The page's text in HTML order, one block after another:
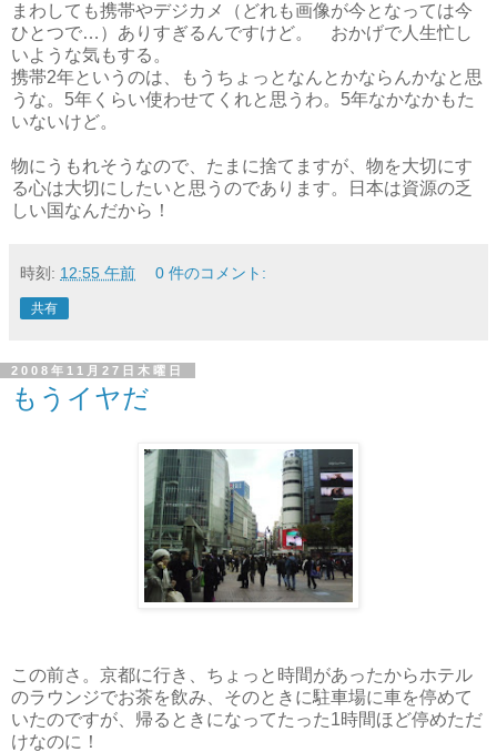
まわしても携帯やデジカメ（どれも画像が今となっては今
ひとつで…）ありすぎるんですけど。 おかげで人生忙し
いような気もする。
携帯2年というのは、もうちょっとなんとかならんかなと思
うな。5年くらい使わせてくれと思うわ。5年なかなかもた
いないけど。
物にうもれそうなので、たまに捨てますが、物を大切にす
る心は大切にしたいと思うのであります。日本は資源の乏
しい国なんだから！
時刻: 12:55 午前 0 件のコメント:
共有
2008年11月27日木曜日
もうイヤだ
この前さ。京都に行き、ちょっと時間があったからホテル
のラウンジでお茶を飲み、そのときに駐車場に車を停めて
いたのですが、帰るときになってたった1時間ほど停めただ
けなのに！